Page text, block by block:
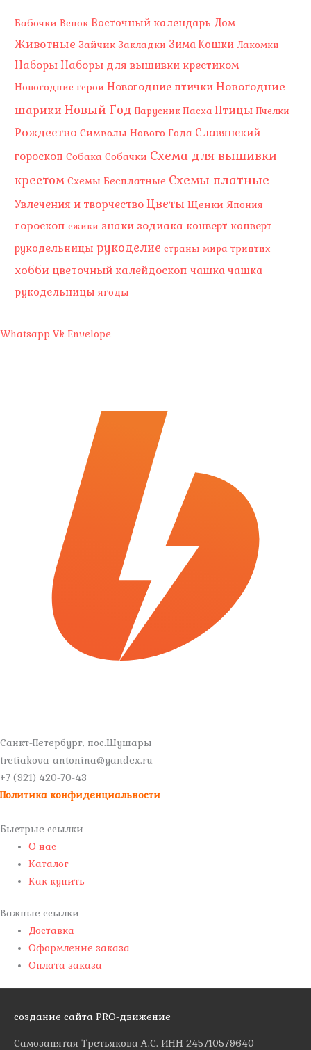
Бабочки Венок Восточный календарь Дом
Животные Зайчик Закладки Зима Кошки Лакомки
Наборы Наборы для вышивки крестиком
Новогодние герои Новогодние птички Новогодние
шарики Новый Год Парусник Пасха Птицы Пчелки
Рождество Символы Нового Года Славянский
гороскоп Собака Собачки Схема для вышивки
крестом Схемы Бесплатные Схемы платные
Увлечения и творчество Цветы Щенки Япония
гороскоп ежики знаки зодиака конверт конверт
рукодельницы рукоделие страны мира триптих
хобби цветочный калейдоскоп чашка чашка
рукодельницы ягоды
Whatsapp Vk Envelope
Санкт-Петербург, пос.Шушары
tretiakova-antonina@yandex.ru
+7 (921) 420-70-43
Политика конфиденциальности
Быстрые ссылки
О нас
Каталог
Как купить
Важные ссылки
Доставка
Оформление заказа
Оплата заказа
создание сайта PRO-движение
Самозанятая Третьякова А.С. ИНН 245710579640